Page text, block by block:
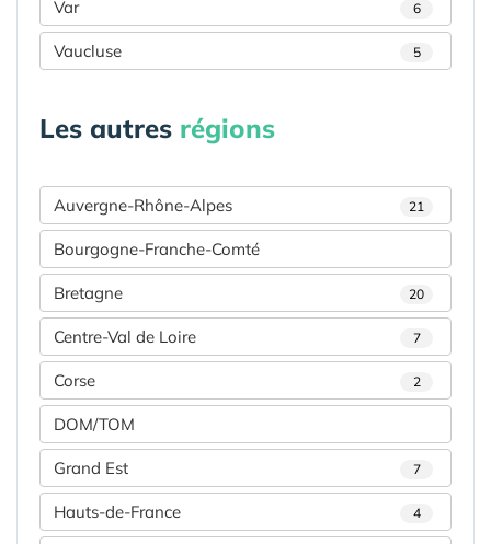
Var 6
Vaucluse 5
Les autres régions
Auvergne-Rhône-Alpes 21
Bourgogne-Franche-Comté
Bretagne 20
Centre-Val de Loire 7
Corse 2
DOM/TOM
Grand Est 7
Hauts-de-France 4